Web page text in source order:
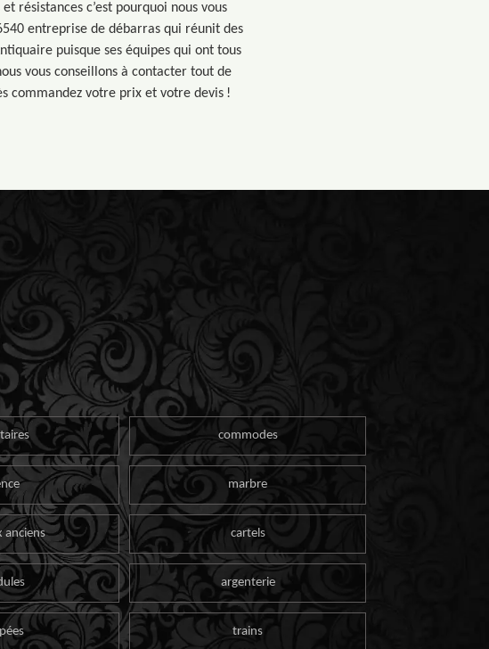
résistances c’est pourquoi nous vous
entreprise de débarras qui réunit des
puisque ses équipes qui ont tous
vous conseillons à contacter tout de
commandez votre prix et votre devis !
commodes
marbre
anciens cartels
argenterie
trains